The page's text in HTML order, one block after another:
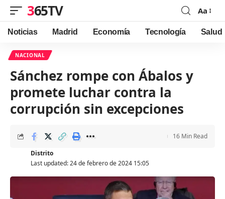
365TV
Font
Resizer
Aa
Noticias Madrid Economía Tecnología Salud
NACIONAL
Sánchez rompe con Ábalos y
promete luchar contra la
corrupción sin excepciones
Last updated: 24 de febrero de 2024 15:05
Distrito
16 Min Read